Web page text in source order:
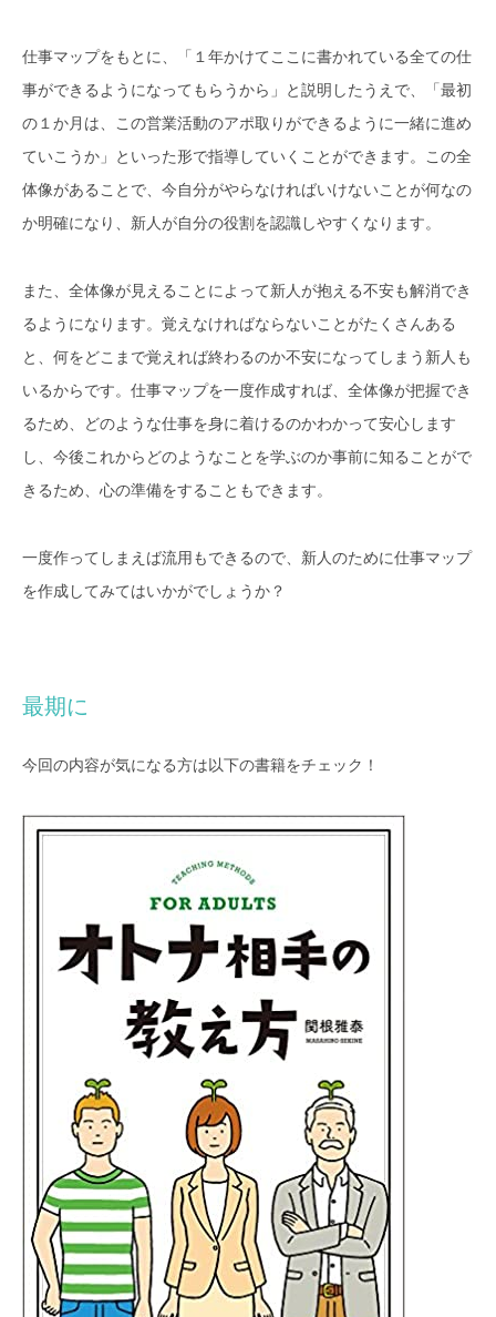
仕事マップをもとに、「１年かけてここに書かれている全ての仕
事ができるようになってもらうから」と説明したうえで、「最初
の１か月は、この営業活動のアポ取りができるように一緒に進め
ていこうか」といった形で指導していくことができます。この全
体像があることで、今自分がやらなければいけないことが何なの
か明確になり、新人が自分の役割を認識しやすくなります。
また、全体像が見えることによって新人が抱える不安も解消でき
るようになります。覚えなければならないことがたくさんある
と、何をどこまで覚えれば終わるのか不安になってしまう新人も
いるからです。仕事マップを一度作成すれば、全体像が把握でき
るため、どのような仕事を身に着けるのかわかって安心します
し、今後これからどのようなことを学ぶのか事前に知ることがで
きるため、心の準備をすることもできます。
一度作ってしまえば流用もできるので、新人のために仕事マップ
を作成してみてはいかがでしょうか？
最期に
今回の内容が気になる方は以下の書籍をチェック！